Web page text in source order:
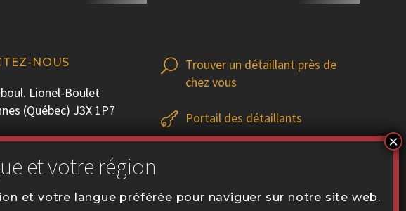
NOUS
Lionel-Boulet
(Québec) J3X 1P7
450 929-3556
: 450 929-1628
U
U Trouver un détaillant près de
chez vous

 Portail des détaillants
et votre langue préférée pour naviguer sur notre site web.